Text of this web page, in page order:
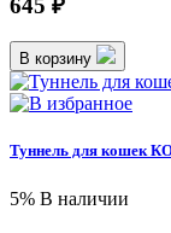
В корзину
Туннель для кошек
5% В наличии